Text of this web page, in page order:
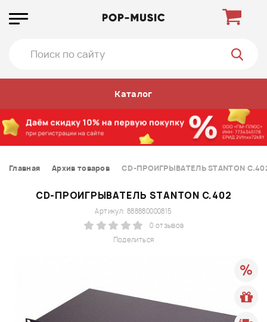
Каталог
Главная Архив товаров CD-ПРОИГРЫВАТЕЛЬ STANTON
CD-ПРОИГРЫВАТЕЛЬ STANTON C.402
Поделиться
Артикул: 888880000815
0 отзывов